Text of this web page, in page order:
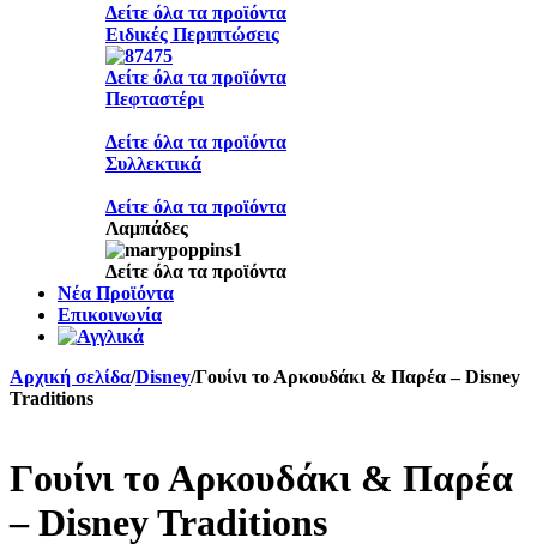
Δείτε όλα τα προϊόντα
Ειδικές Περιπτώσεις
Δείτε όλα τα προϊόντα
Πεφταστέρι
Δείτε όλα τα προϊόντα
Συλλεκτικά
Δείτε όλα τα προϊόντα
Λαμπάδες
Δείτε όλα τα προϊόντα
Νέα Προϊόντα
Επικοινωνία
Αρχική σελίδα/Disney/Γουίνι το Αρκουδάκι & Παρέα – Disney
Traditions
Γουίνι το Αρκουδάκι & Παρέα
– Disney Traditions